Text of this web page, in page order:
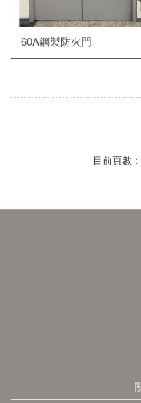
60A鋼製防火門
目前頁數